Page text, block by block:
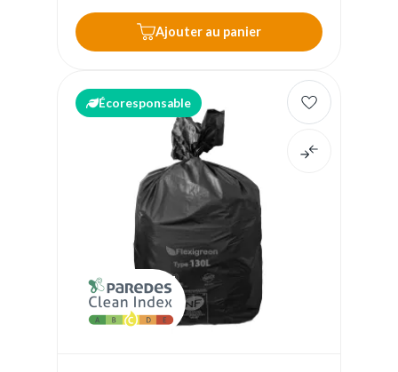
Ajouter au panier
Écoresponsable